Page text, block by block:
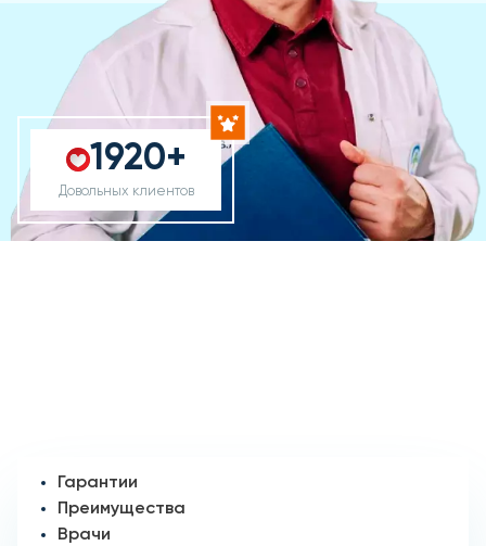
1920+
Довольных клиентов
Гарантии
Преимущества
Врачи